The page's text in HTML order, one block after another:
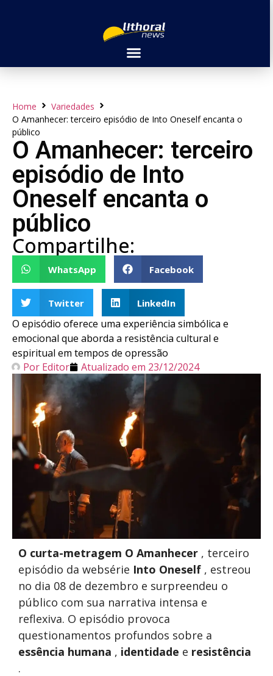
Home
Variedades
O Amanhecer: terceiro episódio de Into Oneself encanta o
público
O Amanhecer: terceiro
episódio de Into
Oneself encanta o
público
Compartilhe:
WhatsApp Facebook
Twitter LinkedIn
O episódio oferece uma experiência simbólica e
emocional que aborda a resistência cultural e
espiritual em tempos de opressão
Por Editor Atualizado em 23/12/2024
O curta-metragem O Amanhecer , terceiro
episódio da websérie Into Oneself , estreou
no dia 08 de dezembro e surpreendeu o
público com sua narrativa intensa e
reflexiva. O episódio provoca
questionamentos profundos sobre a
essência humana , identidade e resistência
.